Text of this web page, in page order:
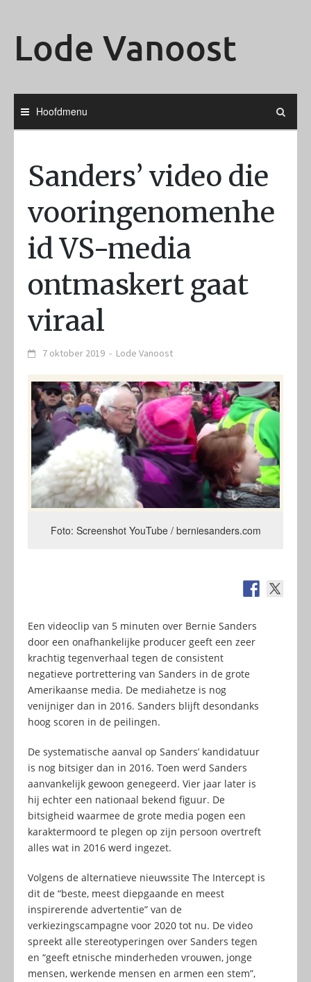
Lode Vanoost
Hoofdmenu
Sanders’ video die
vooringenomenhe
id VS-media
ontmaskert gaat
viraal
7 oktober 2019 - Lode Vanoost
Foto: Screenshot YouTube / berniesanders.com
Een videoclip van 5 minuten over Bernie Sanders
door een onafhankelijke producer geeft een zeer
krachtig tegenverhaal tegen de consistent
negatieve portrettering van Sanders in de grote
Amerikaanse media. De mediahetze is nog
venijniger dan in 2016. Sanders blijft desondanks
hoog scoren in de peilingen.
De systematische aanval op Sanders’ kandidatuur
is nog bitsiger dan in 2016. Toen werd Sanders
aanvankelijk gewoon genegeerd. Vier jaar later is
hij echter een nationaal bekend figuur. De
bitsigheid waarmee de grote media pogen een
karaktermoord te plegen op zijn persoon overtreft
alles wat in 2016 werd ingezet.
Volgens de alternatieve nieuwssite The Intercept is
dit de “beste, meest diepgaande en meest
inspirerende advertentie” van de
verkiezingscampagne voor 2020 tot nu. De video
spreekt alle stereotyperingen over Sanders tegen
en “geeft etnische minderheden vrouwen, jonge
mensen, werkende mensen en armen een stem”,